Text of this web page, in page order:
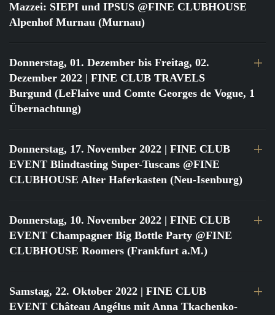
Mazzei: SIEPI und IPSUS @FINE CLUBHOUSE
Alpenhof Murnau (Murnau)
Donnerstag, 01. Dezember bis Freitag, 02.
Dezember 2022 | FINE CLUB TRAVELS
Burgund (LeFlaive und Comte Georges de Vogue, 1
Übernachtung)
Donnerstag, 17. November 2022 | FINE CLUB
EVENT Blindtasting Super-Tuscans @FINE
CLUBHOUSE Alter Haferkasten (Neu-Isenburg)
Donnerstag, 10. November 2022 | FINE CLUB
EVENT Champagner Big Bottle Party @FINE
CLUBHOUSE Roomers (Frankfurt a.M.)
Samstag, 22. Oktober 2022 | FINE CLUB
EVENT Château Angélus mit Anna Tkachenko-